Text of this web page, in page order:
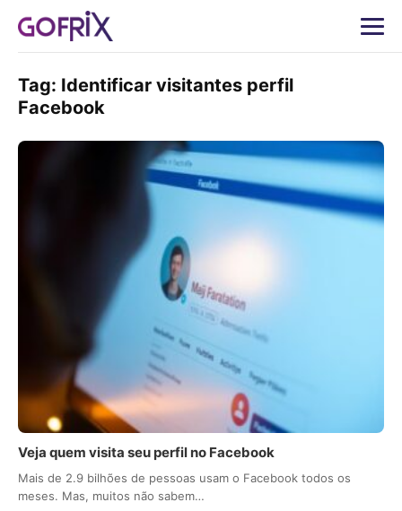
Tag: Identificar visitantes perfil
Facebook
Veja quem visita seu perfil no Facebook
Mais de 2.9 bilhões de pessoas usam o Facebook todos os
meses. Mas, muitos não sabem…